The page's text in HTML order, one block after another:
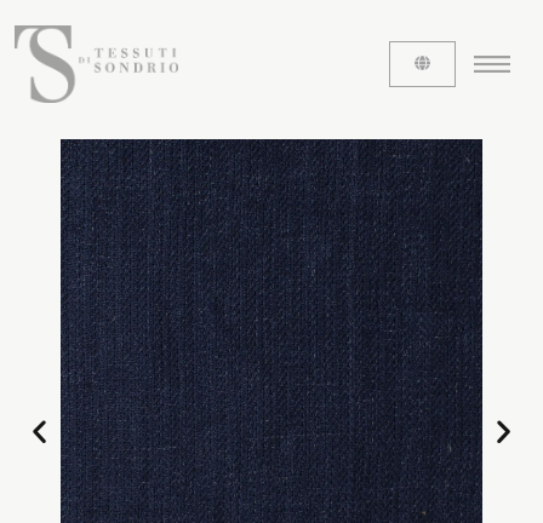
ABOUT US
The labels
Our history
Work with us
Share our fabrics